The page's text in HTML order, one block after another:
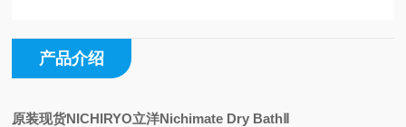
产品介绍
原装现货NICHIRYO立洋Nichimate Dry BathⅡ